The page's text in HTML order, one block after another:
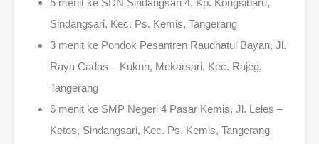
5 menit ke SDN Sindangsari 4, Kp. Kongsibaru,
Sindangsari, Kec. Ps. Kemis, Tangerang
3 menit ke Pondok Pesantren Raudhatul Bayan, Jl.
Raya Cadas – Kukun, Mekarsari, Kec. Rajeg,
Tangerang
6 menit ke SMP Negeri 4 Pasar Kemis, Jl. Leles –
Ketos, Sindangsari, Kec. Ps. Kemis, Tangerang